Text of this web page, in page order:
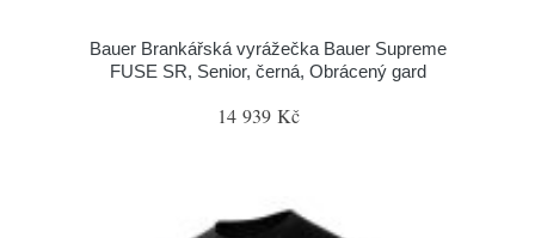
Bauer Brankářská vyrážečka Bauer Supreme
FUSE SR, Senior, černá, Obrácený gard
14 939 Kč